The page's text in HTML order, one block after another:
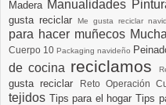
Madera Manualidades
gusta reciclar
Me gusta reciclar
para hacer muñecos
Cuerpo 10 Packaging navideño
de cocina reciclamos
gusta reciclar
Reto Operación
tejidos Tips para el hogarTips